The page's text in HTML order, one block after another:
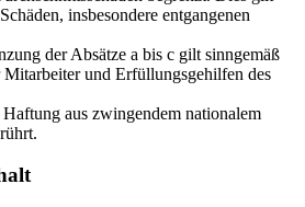
insbesondere entgangenen
der Absätze a bis c gilt sinngemäß
Mitarbeiter und Erfüllungsgehilfen des
aus zwingendem nationalem